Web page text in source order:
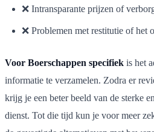
❌ Intransparante prijzen of
❌ Problemen met restitutie of het
Voor Boerschappen specifiek is het
informatie te verzamelen. Zodra er
krijg je een beter beeld van de sterke
dienst. Tot die tijd kun je voor meer